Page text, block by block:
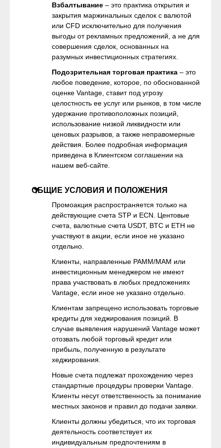
Взбалтывание – это практика открытия и
закрытия маржинальных сделок с валютой
или CFD исключительно для получения
выгоды от рекламных предложений, а не для
совершения сделок, основанных на
разумных инвестиционных стратегиях.
Подозрительная торговая практика – это
любое поведение, которое, по обоснованной
оценке Vantage, ставит под угрозу
целостность ее услуг или рынков, в том числе
удержание противоположных позиций,
использование низкой ликвидности или
ценовых разрывов, а также неправомерные
действия. Более подробная информация
приведена в Клиентском соглашении на
нашем веб-сайте.
ОБЩИЕ УСЛОВИЯ И ПОЛОЖЕНИЯ
Промоакция распространяется только на
действующие счета STP и ECN. Центовые
счета, валютные счета USDT, BTC и ETH не
участвуют в акции, если иное не указано
отдельно.
Клиенты, направленные PAMM/MAM или
инвестиционным менеджером не имеют
права участвовать в любых предложениях
Vantage, если иное не указано отдельно.
Клиентам запрещено использовать торговые
кредиты для хеджирования позиций. В
случае выявления нарушений Vantage может
отозвать любой торговый кредит или
прибыль, полученную в результате
хеджирования.
Новые счета подлежат прохождению через
стандартные процедуры проверки Vantage.
Клиенты несут ответственность за понимание
местных законов и правил до подачи заявки.
Клиенты должны убедиться, что их торговая
деятельность соответствует их
индивидуальным предпочтениям в